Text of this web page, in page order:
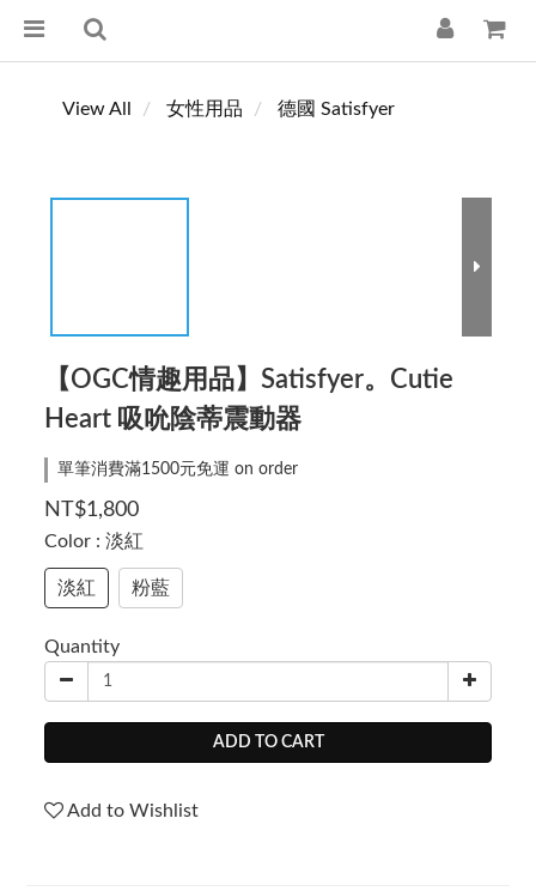
View All 女性用品 德國 Satisfyer
【OGC情趣用品】Satisfyer。Cutie
Heart 吸吮陰蒂震動器
單筆消費滿1500元免運 on order
NT$1,800
Color : 淡紅
淡紅 粉藍
Quantity
ADD TO CART
Add to Wishlist